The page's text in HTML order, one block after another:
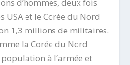
d’hommes, deux fois
USA et le Corée du Nord
1,3 millions de militaires.
la Corée du Nord
à l’armée et